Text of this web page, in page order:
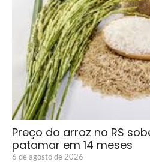
Preço do arroz no RS
patamar em 14 meses
6 de agosto de 2026